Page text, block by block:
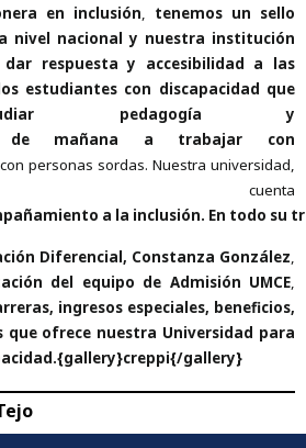
en inclusión, tenemos un sello
nivel nacional y nuestra institución
respuesta y accesibilidad a las
estudiantes con discapacidad que
pedagogía y
de mañana a trabajar con
personas sordas. Nuestra universidad,
cuenta
a la inclusión. En todo su
Diferencial, Constanza González,
del equipo de Admisión UMCE,
ingresos especiales, beneficios,
que ofrece nuestra Universidad para
gallery}